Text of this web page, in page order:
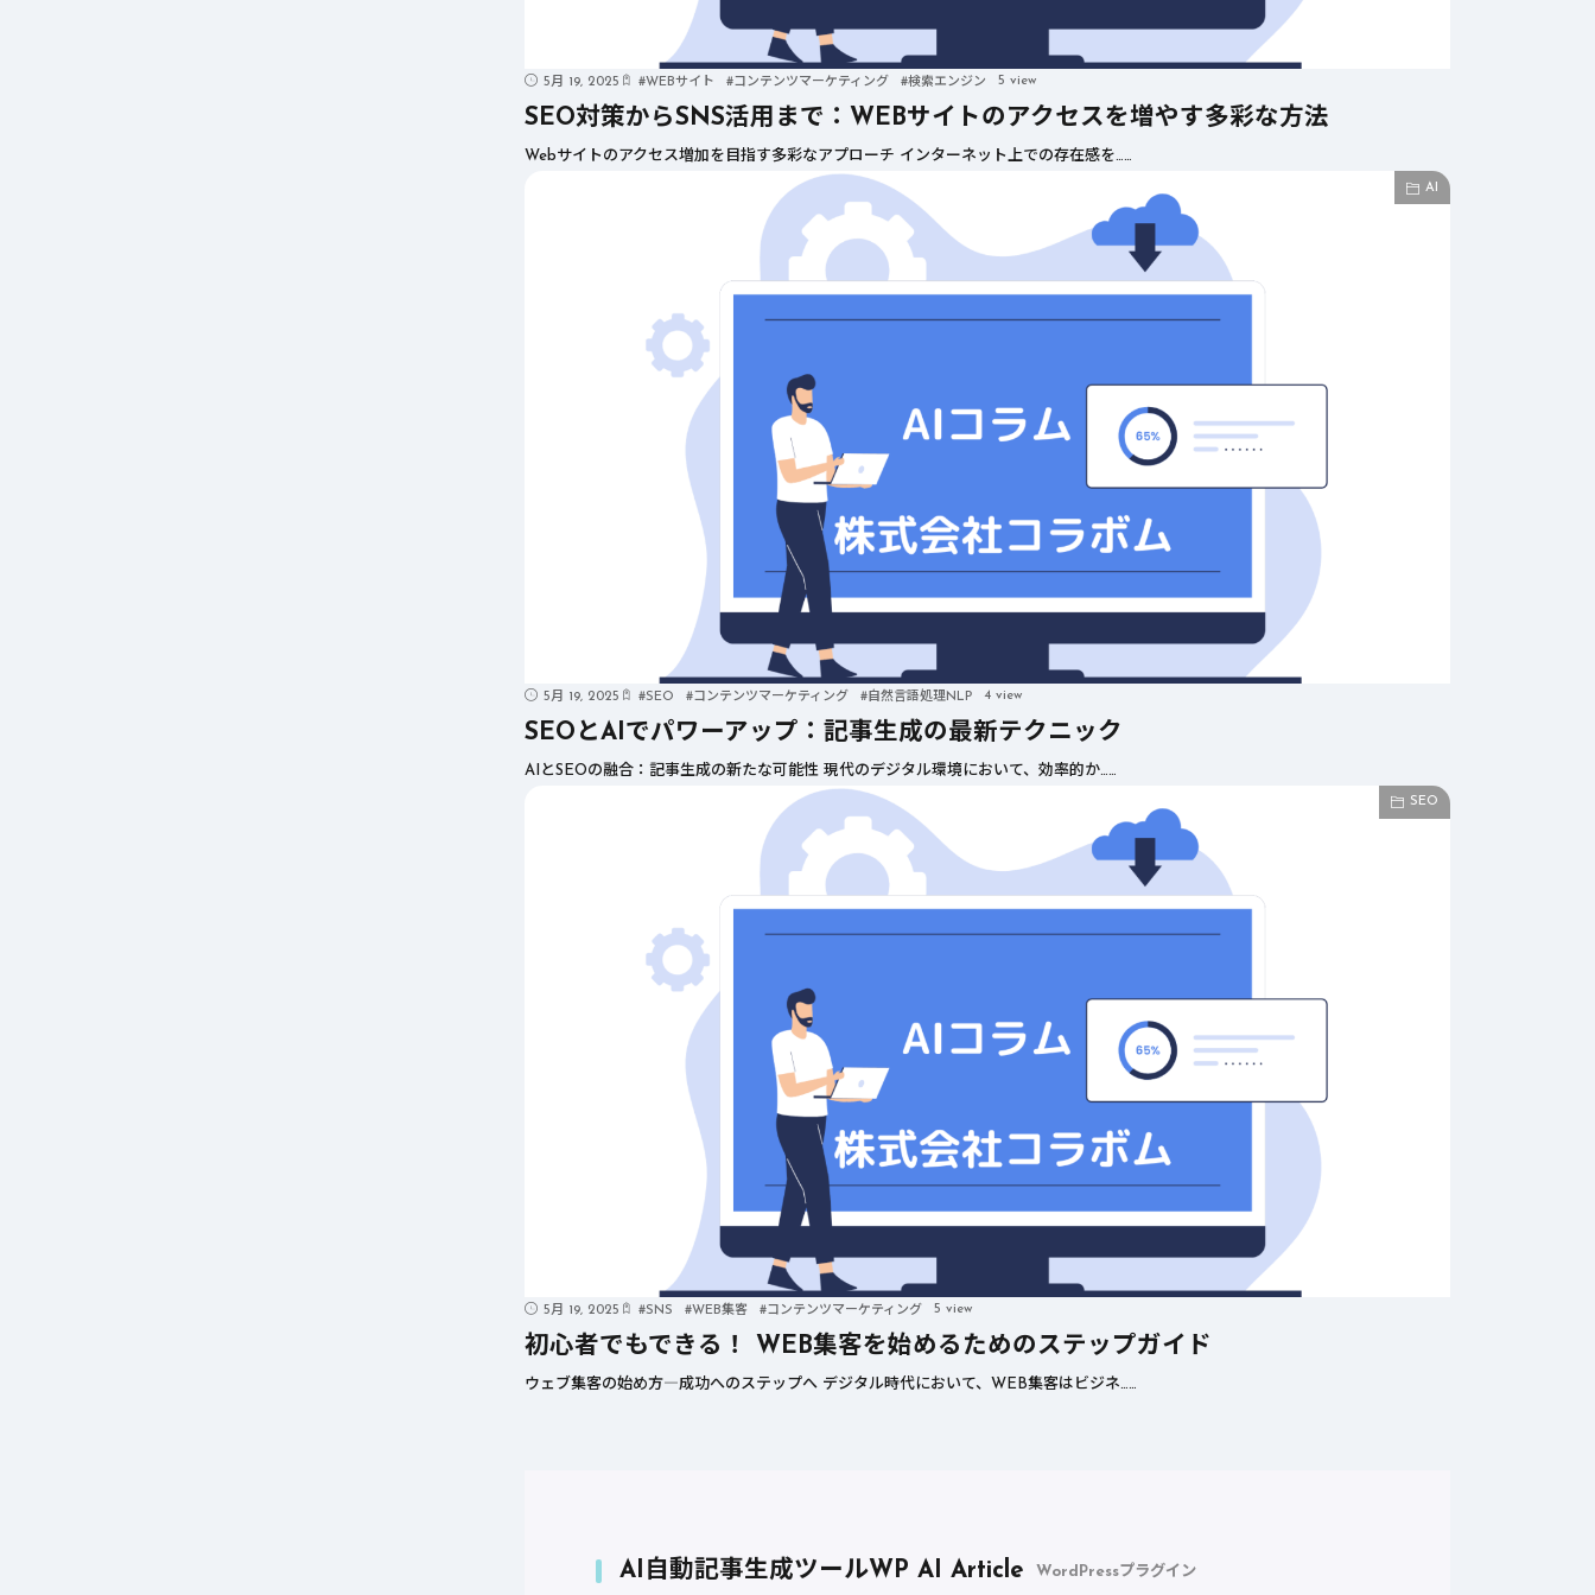
5月 19, 2025 #WEBサイト #コンテンツマーケティング #検索エンジン 5 view
SEO対策からSNS活用まで：WEBサイトのアクセスを増やす多彩な方法
Webサイトのアクセス増加を目指す多彩なアプローチ インターネット上での存在感を……
AI
5月 19, 2025 #SEO #コンテンツマーケティング # 自然言語処理NLP 4 view
SEOとAIでパワーアップ：記事生成の最新テクニック
AIとSEOの融合：記事生成の新たな可能性 現代のデジタル環境において、効率的か……
SEO
5月 19, 2025 #SNS #WEB集客 #コンテンツマーケティング 5 view
初心者でもできる！ WEB集客を始めるためのステップガイド
ウェブ集客の始め方―成功へのステップへ デジタル時代において、WEB集客はビジネ……
AI自動記事生成ツールWP AI Article WordPressプラグイン